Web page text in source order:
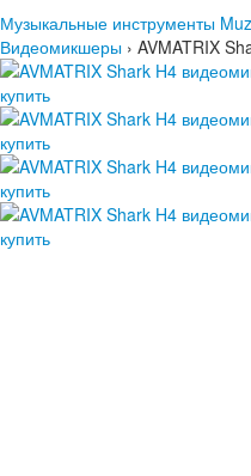
Музыкальные инструменты
Видеомикшеры › AVMATRIX